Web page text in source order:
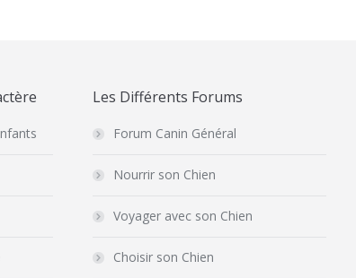
Les Différents Forums
Forum Canin Général
Nourrir son Chien
Voyager avec son Chien
Choisir son Chien